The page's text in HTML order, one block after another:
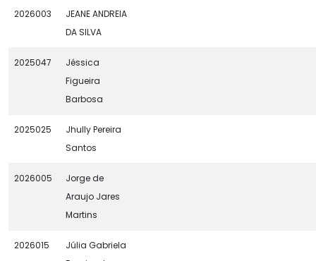
2026003
JEANE ANDREIA
DA SILVA
2025047
Jéssica
Figueira
Barbosa
2025025
Jhully Pereira
Santos
2026005
Jorge de
Araujo Jares
Martins
2026015
Júlia Gabriela